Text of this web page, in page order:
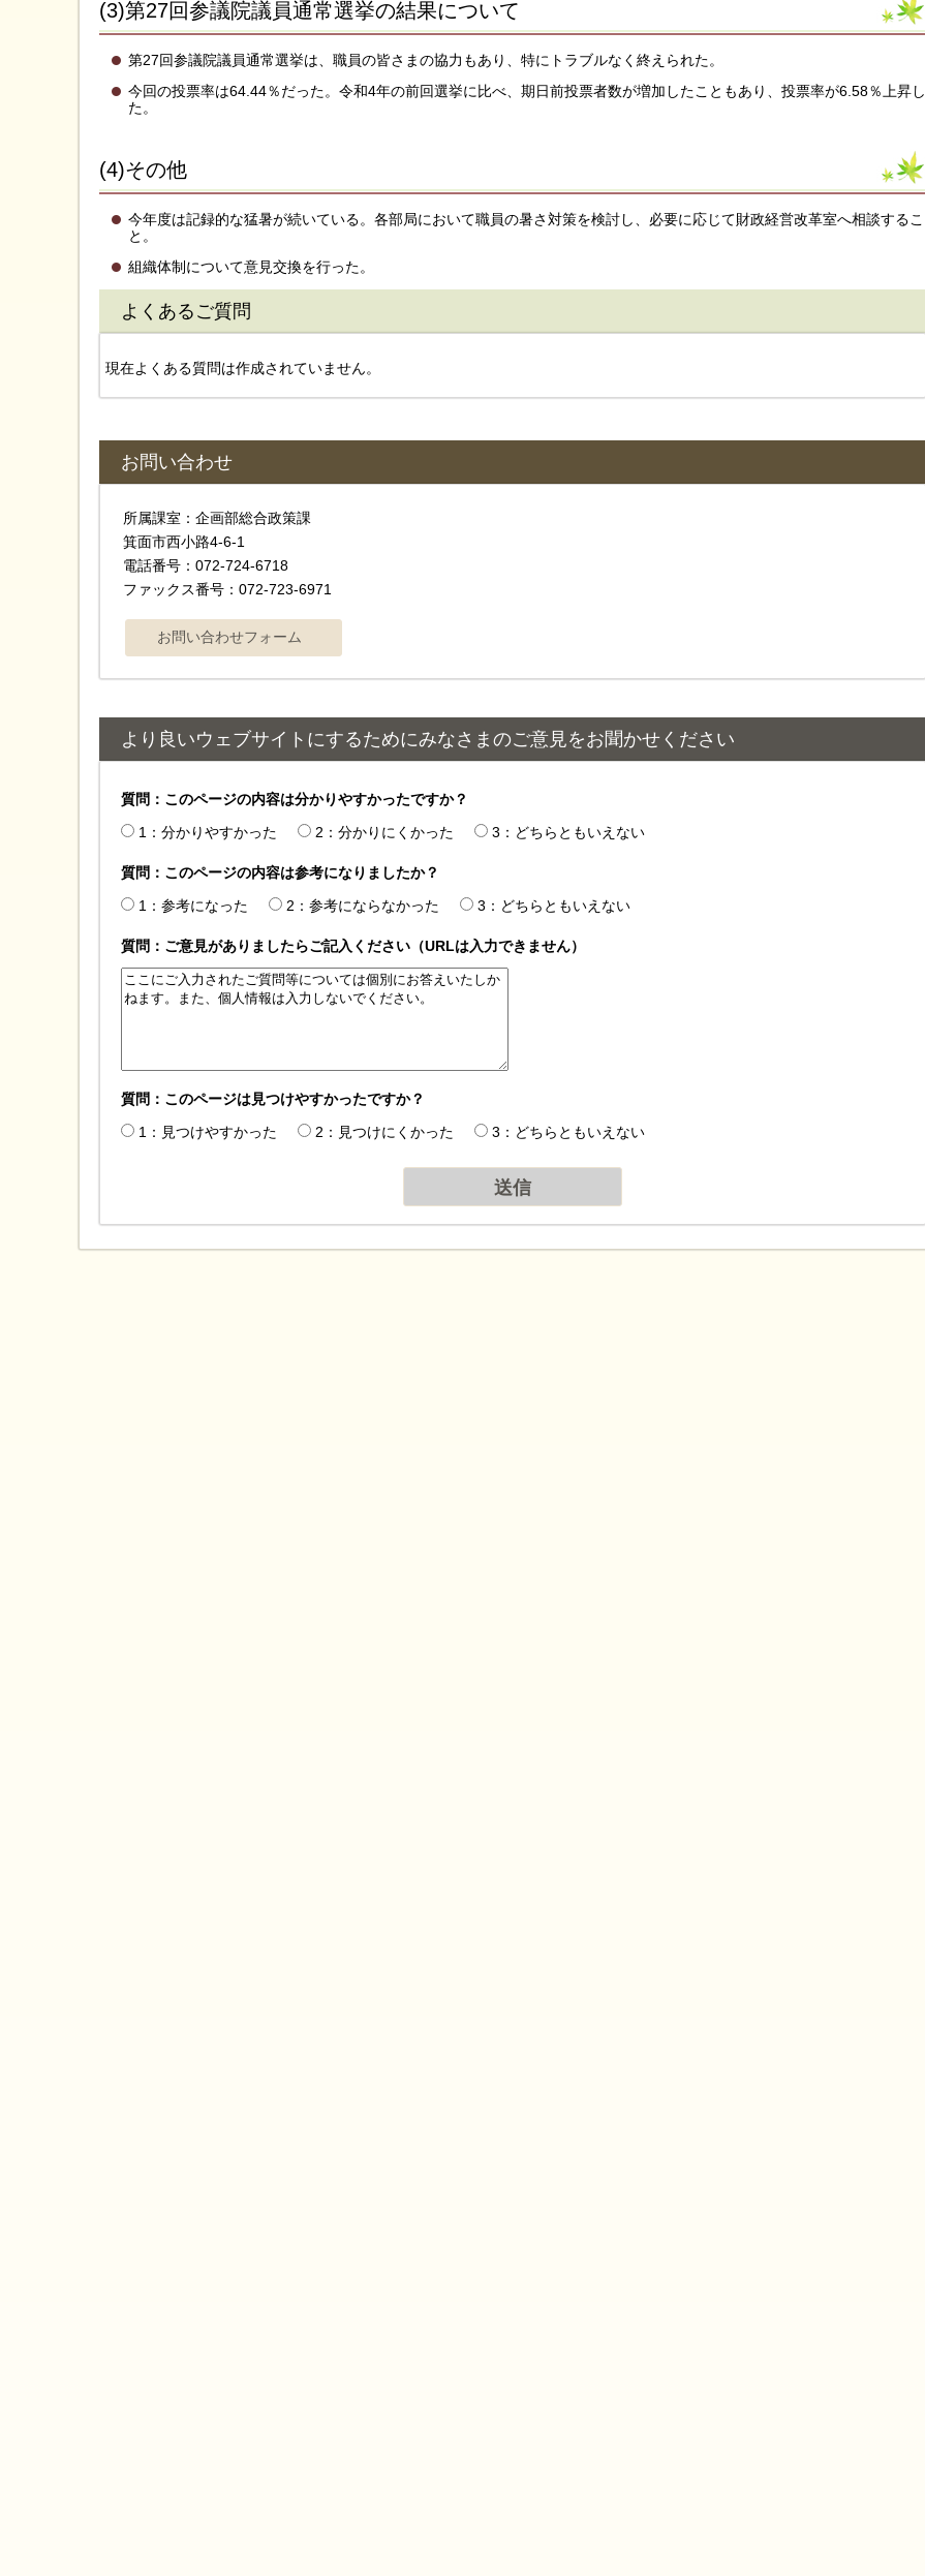
(3)第27回参議院議員通常選挙の結果について
第27回参議院議員通常選挙は、職員の皆さまの協力もあり、特にトラブルなく終えられた。
今回の投票率は64.44％だった。令和4年の前回選挙に比べ、期日前投票者数が増加したこともあり、投票率が6.58％上昇し
た。
(4)その他
今年度は記録的な猛暑が続いている。各部局において職員の暑さ対策を検討し、必要に応じて財政経営改革室へ相談するこ
と。
組織体制について意見交換を行った。
よくあるご質問
現在よくある質問は作成されていません。
お問い合わせ
所属課室：企画部総合政策課
箕面市西小路4‐6‐1
電話番号：072-724-6718
ファックス番号：072-723-6971
より良いウェブサイトにするためにみなさまのご意見をお聞かせください
質問：このページの内容は分かりやすかったですか？
1：分かりやすかった
2：分かりにくかった 3：どちらともいえない
質問：このページの内容は参考になりましたか？
1：参考になった
2：参考にならなかった 3：どちらともいえない
質問：ご意見がありましたらご記入ください（URLは入力できません）
質問：このページは見つけやすかったですか？
1：見つけやすかった
2：見つけにくかった 3：どちらともいえない